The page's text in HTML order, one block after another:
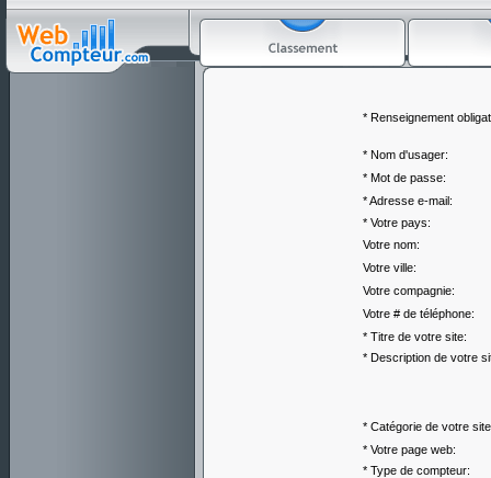
* Renseignement
* Nom d'usager:
* Mot de passe:
* Adresse e-mail:
* Votre pays:
Votre nom:
Votre ville:
Votre compagnie:
Votre # de téléphone:
* Titre de votre site:
* Description de votre
* Catégorie de votre
* Votre page web:
* Type de compteur: